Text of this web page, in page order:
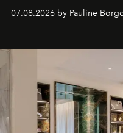
inédites et plongée
générationnel.
07.08.2026 by Pauline